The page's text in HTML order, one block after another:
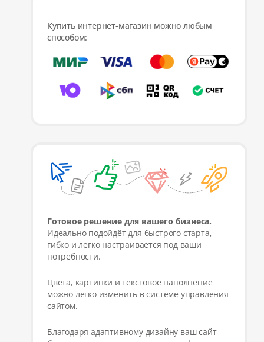
Купить интернет-магазин можно любым
способом:
Готовое решение для вашего бизнеса.
Идеально подойдёт для быстрого старта,
гибко и легко настраивается под ваши
потребности.
Цвета, картинки и текстовое наполнение
можно легко изменить в системе управления
сайтом.
Благодаря адаптивному дизайну ваш сайт